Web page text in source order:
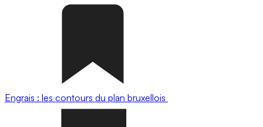
Engrais : les contours du plan bruxellois